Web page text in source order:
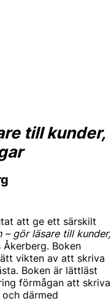
till kunder,
att ge ett särskilt
– gör läsare till kunder,
Boken
vikten av att skriva
Boken är lättläst
förmågan att skriva
därmed